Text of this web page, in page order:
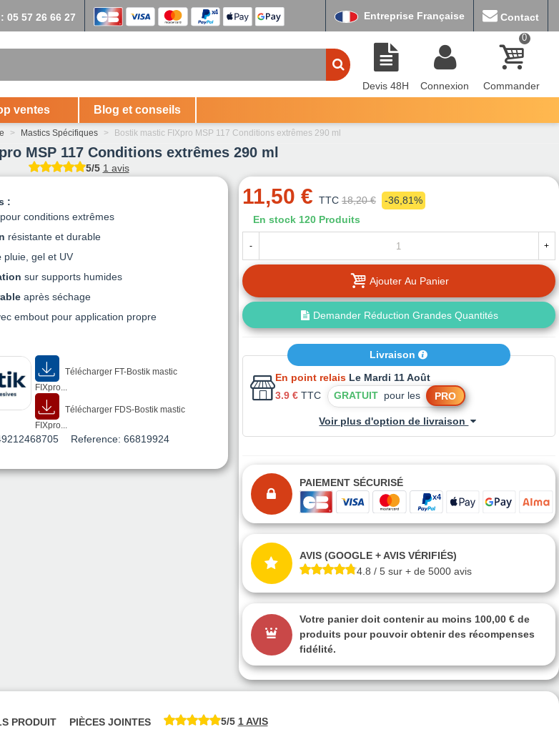
05 57 26 66 27 Entreprise Française Contact
Devis 48H Connexion
0
Commander
ventes Blog et conseils
> Mastics Spécifiques > Bostik mastic FIXpro MSP 117 Conditions extrêmes 290 ml
MSP 117 Conditions extrêmes 290 ml
5/5 1 avis
:
conditions extrêmes
résistante et durable
pluie, gel et UV
sur supports humides
après séchage
embout pour application propre
Télécharger FT-Bostik mastic
FIXpro...
Télécharger FDS-Bostik mastic
FIXpro...
Reference: 66819924
11,50 € TTC 18,20 €
-36,81%
En stock 120 Produits
- +
Ajouter Au Panier
Demander Réduction Grandes Quantités
Livraison
En point relais Le Mardi 11 Août
3.9 € TTC GRATUITpour les PRO
Voir plus d'option de livraison
PAIEMENT SÉCURISÉ
AVIS (GOOGLE + AVIS VÉRIFIÉS)
4.8 / 5 sur + de 5000 avis
Votre panier doit contenir au moins 100,00 € de
produits pour pouvoir obtenir des récompenses
fidélité.
PRODUIT PIÈCES JOINTES 5/5 1 AVIS